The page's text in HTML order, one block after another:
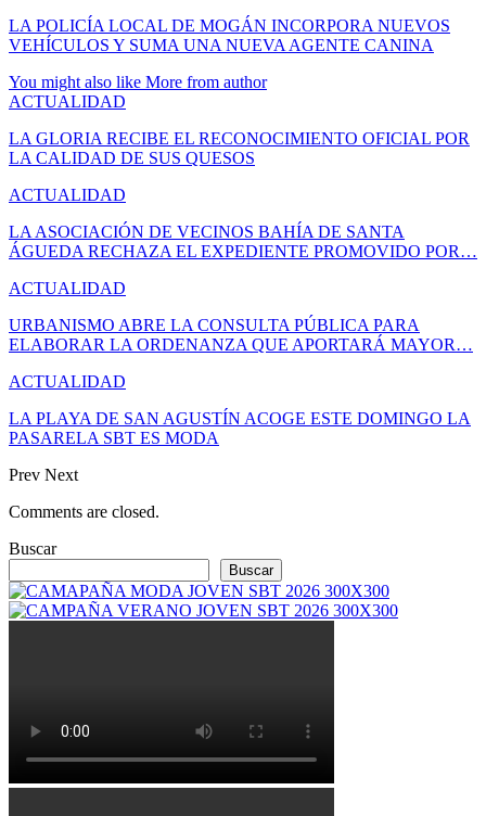
LA POLICÍA LOCAL DE MOGÁN INCORPORA NUEVOS
VEHÍCULOS Y SUMA UNA NUEVA AGENTE CANINA
You might also like More from author
ACTUALIDAD
LA GLORIA RECIBE EL RECONOCIMIENTO OFICIAL POR
LA CALIDAD DE SUS QUESOS
ACTUALIDAD
LA ASOCIACIÓN DE VECINOS BAHÍA DE SANTA
ÁGUEDA RECHAZA EL EXPEDIENTE PROMOVIDO POR…
ACTUALIDAD
URBANISMO ABRE LA CONSULTA PÚBLICA PARA
ELABORAR LA ORDENANZA QUE APORTARÁ MAYOR…
ACTUALIDAD
LA PLAYA DE SAN AGUSTÍN ACOGE ESTE DOMINGO LA
PASARELA SBT ES MODA
Prev Next
Comments are closed.
Buscar
Buscar